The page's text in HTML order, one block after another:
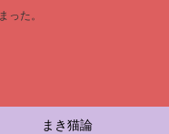
った。
まき猫論